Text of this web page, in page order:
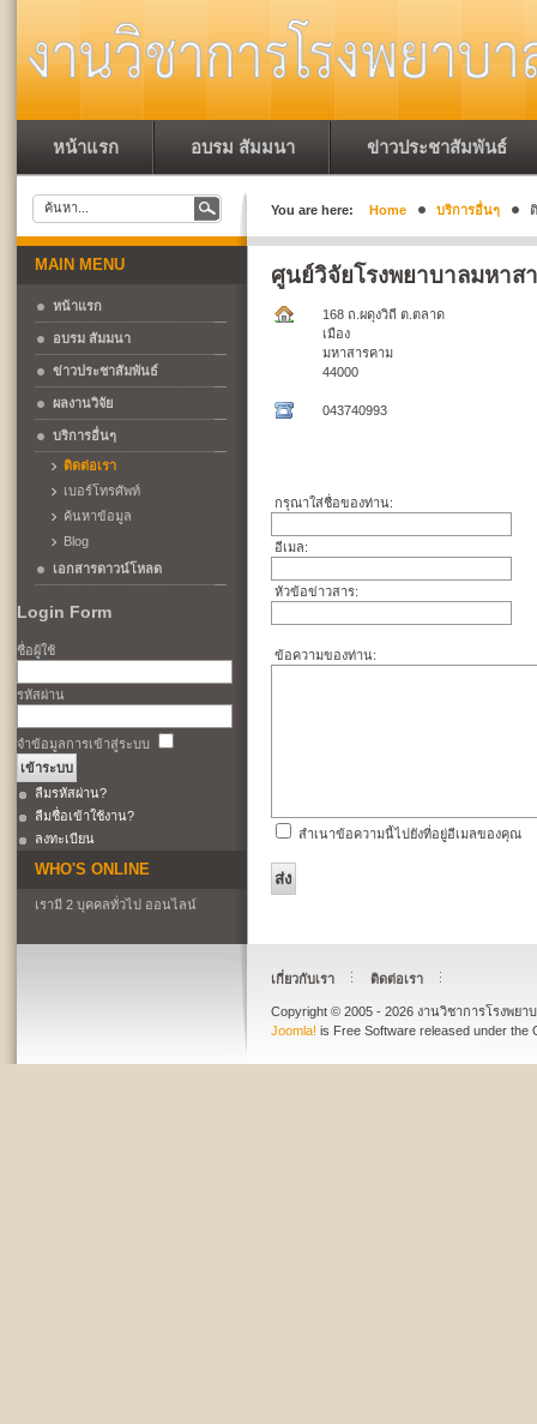
หน้าแรก อบรม สัมมนา ข่าวประชาสัมพันธ์
You are here: Home บริการอื่นๆ
ศูนย์วิจัยโรงพยาบาลมหาส
168 ถ.ผดุงวิถี ต.ตลาด
เมือง
มหาสารคาม
44000
043740993
กรุณาใส่ชื่อของท่าน:
อีเมล:
หัวข้อข่าวสาร:
ข้อความของท่าน:
สำเนาข้อความนี้ไปยังที่อยู่อีเมลของคุณ
ส่ง
MAIN MENU
หน้าแรก
อบรม สัมมนา
ข่าวประชาสัมพันธ์
ผลงานวิจัย
บริการอื่นๆ
ติดต่อเรา
เบอร์โทรศัพท์
ค้นหาข้อมูล
Blog
เอกสารดาวน์โหลด
Login Form
ชื่อผู้ใช้
รหัสผ่าน
จำข้อมูลการเข้าสู่ระบบ
ลืมรหัสผ่าน?
ลืมชื่อเข้าใช้งาน?
ลงทะเบียน
WHO'S ONLINE
เรามี 2 บุคคลทั่วไป ออนไลน์
เกี่ยวกับเรา ติดต่อเรา
Copyright © 2005 - 2026 งานวิชาการโรงพย
Joomla! is Free Software released under the